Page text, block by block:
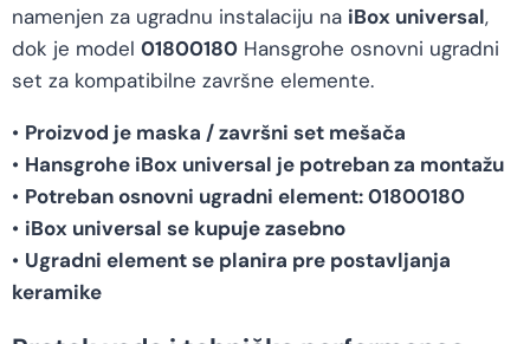
namenjen za ugradnu instalaciju na iBox universal,
dok je model 01800180 Hansgrohe osnovni ugradni
set za kompatibilne završne elemente.
• Proizvod je maska / završni set mešača
• Hansgrohe iBox universal je potreban za montažu
• Potreban osnovni ugradni element: 01800180
• iBox universal se kupuje zasebno
• Ugradni element se planira pre postavljanja
keramike